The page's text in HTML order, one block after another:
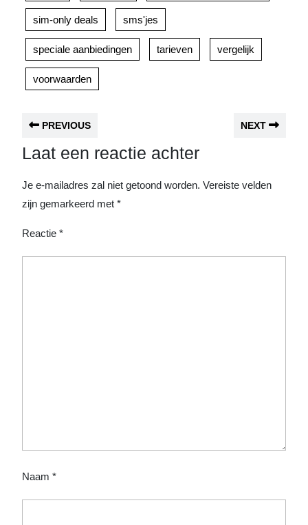
sim-only deals sms'jes
speciale aanbiedingen tarieven vergelijk
voorwaarden
PREVIOUS NEXT
Laat een reactie achter
Je e-mailadres zal niet getoond worden. Vereiste velden
zijn gemarkeerd met *
Reactie *
Naam *